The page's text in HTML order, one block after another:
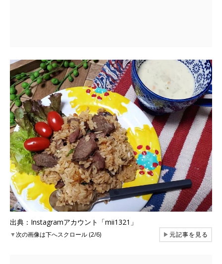
出典：Instagramアカウント「mii1321」
▼次の画像は下へスクロール (2/6) ▶元記事を見る